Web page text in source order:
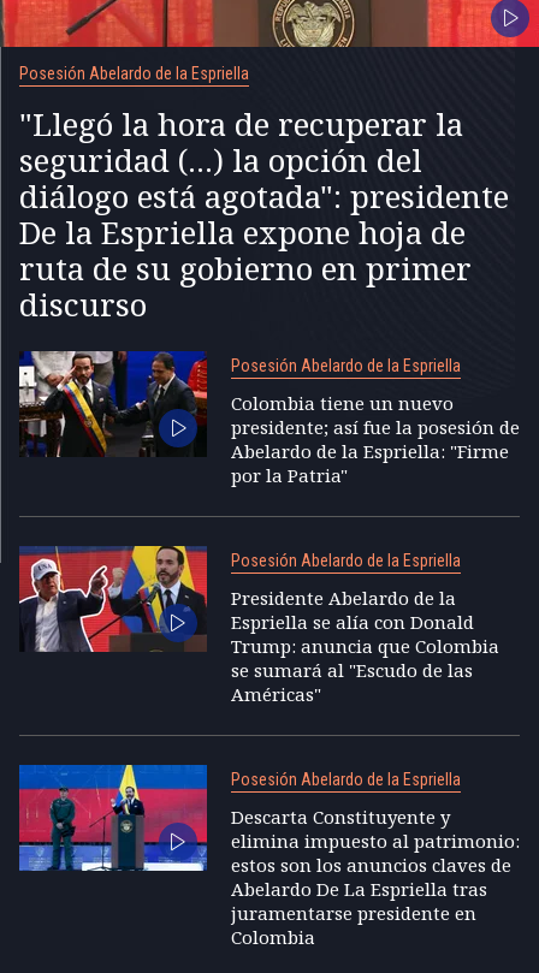
Posesión Abelardo de la Espriella
"Llegó la hora de recuperar la
seguridad (...) la opción del
diálogo está agotada": presidente
De la Espriella expone hoja de
ruta de su gobierno en primer
discurso
Posesión Abelardo de la Espriella
Colombia tiene un nuevo
presidente; así fue la posesión de
Abelardo de la Espriella: "Firme
por la Patria"
Posesión Abelardo de la Espriella
Presidente Abelardo de la
Espriella se alía con Donald
Trump: anuncia que Colombia
se sumará al "Escudo de las
Américas"
Posesión Abelardo de la Espriella
Descarta Constituyente y
elimina impuesto al patrimonio:
estos son los anuncios claves de
Abelardo De La Espriella tras
juramentarse presidente en
Colombia